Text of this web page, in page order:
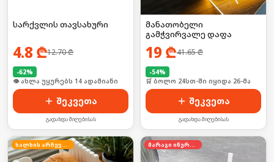
სარქვლის თავსახური
4.8 ₾12.70₾
-62%
🛒 ბოლო 24სთ-ში იყიდა 23-მა
შეკვეთა
გადახდა მიღებისას
მანათობელი
გამჭვირვალე დაფა
19 ₾41.65₾
-54%
🛒 ბოლო 24სთ-ში იყიდა 26-მა
შეკვეთა
გადახდა მიღებისას
ხალხის არჩევანი მარაგი იწურება